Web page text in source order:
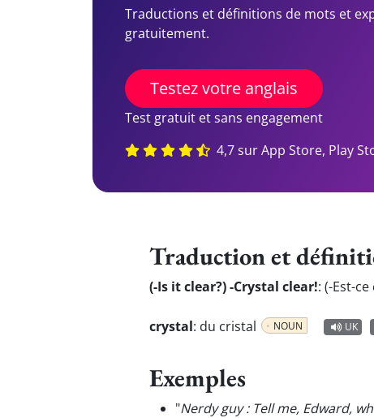
Traductions et définitions de mots et
gratuitement.
Testez votre anglais
Test gratuit et sans engagement
4,7 sur App Store, Play
Traduction et
(-Is it clear?) -Crystal clear!: (-Est-
crystal: du cristal NOUN UK
Exemples
"Nerdy guy : Tell me, Edward,